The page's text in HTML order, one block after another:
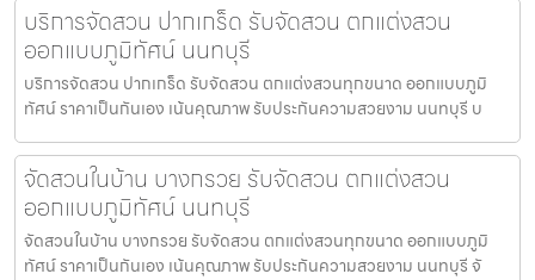
บริการจัดสวน ปากเกร็ด รับจัดสวน ตกแต่งสวน
ออกแบบภูมิทัศน์ นนทบุรี
บริการจัดสวน ปากเกร็ด รับจัดสวน ตกแต่งสวนทุกขนาด ออกแบบภูมิ
ทัศน์ ราคาเป็นกันเอง เน้นคุณภาพ รับประกันความสวยงาม นนทบุรี บ
จัดสวนในบ้าน บางกรวย รับจัดสวน ตกแต่งสวน
ออกแบบภูมิทัศน์ นนทบุรี
จัดสวนในบ้าน บางกรวย รับจัดสวน ตกแต่งสวนทุกขนาด ออกแบบภูมิ
ทัศน์ ราคาเป็นกันเอง เน้นคุณภาพ รับประกันความสวยงาม นนทบุรี จั